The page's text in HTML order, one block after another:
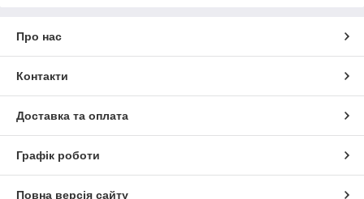
Про нас
Контакти
Доставка та оплата
Графік роботи
Повна версія сайту